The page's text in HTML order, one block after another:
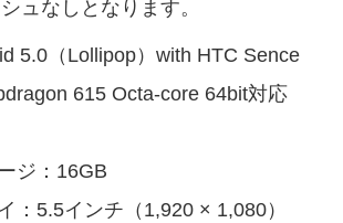
ュなしとなります。
5.0（Lollipop）with HTC Sence
615 Octa-core 64bit対応
ジ：16GB
：5.5インチ（1,920 × 1,080）